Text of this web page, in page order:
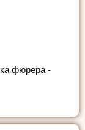
фюрера -